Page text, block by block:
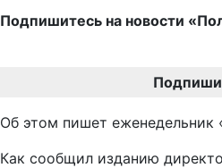
Подпишитесь на новости
Об этом пишет еженедельник
Как сообщил изданию